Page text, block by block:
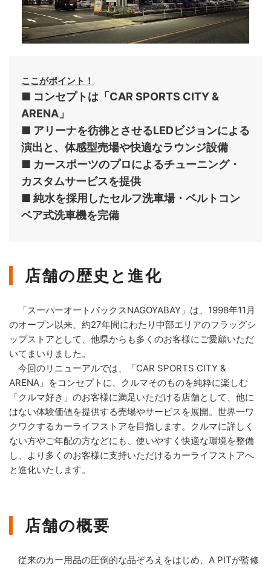
ここがポイント！
■ コンセプトは「CAR SPORTS CITY &
ARENA」
■ アリーナを彷彿とさせるLEDビジョンによる
演出と、体感型売場や快適なラウンジ設備
■ カースポーツのプロによるチューニング・
カスタムサービスを提供
■ 純水を採用したセルフ洗車場・ベルトコン
ベア式洗車機を完備
店舗の歴史と進化
「スーパーオートバックスNAGOYABAY」は、1998年11月
のオープン以来、約27年間にわたり中部エリアのフラッグシ
ップストアとして、他県からも多くのお客様にご愛顧いただ
いてまいりました。
今回のリニューアルでは、「CAR SPORTS CITY &
ARENA」をコンセプトに、クルマそのものを純粋に楽しむ
「クルマ好き」のお客様に満足いただける店舗として、他に
はない体験価値を提供する売場やサービスを展開。世界一ワ
クワクするカーライフストアを目指します。クルマに詳しく
ない方やご年配の方などにも、使いやすく快適な環境を整備
し、より多くのお客様に支持いただけるカーライフストアへ
と進化いたします。
店舗の概要
従来のカー用品の圧倒的な品ぞろえをはじめ、A PITが監修